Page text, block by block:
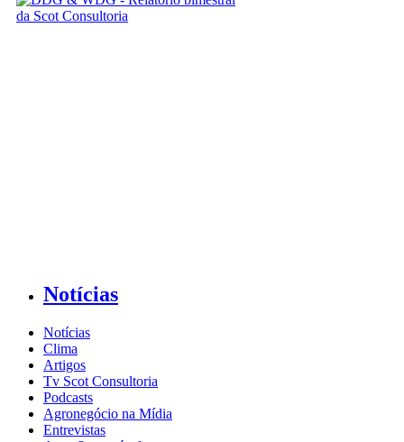
Notícias
Notícias
Clima
Artigos
Tv Scot Consultoria
Podcasts
Agronegócio na Mídia
Entrevistas